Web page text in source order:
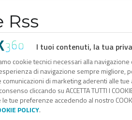
I tuoi contenuti, la tua
cookie tecnici necessari alla
di navigazione sempre
di marketing aderenti alle
cliccando su ACCETTA TUTTI I
tue preferenze accedendo al nostro
POLICY.
Rss